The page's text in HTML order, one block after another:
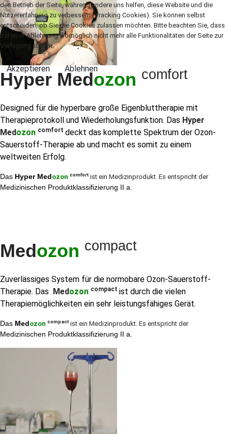
Hyper Medozon comfort
Designed für die hyperbare große Eigenbluttherapie mit
Therapieprotokoll und Wiederholungsfunktion. Das Hyper
Medozon comfort deckt das komplette Spektrum der Ozon-
Sauerstoff-Therapie ab und macht es somit zu einem
weltweiten Erfolg.
Das Hyper Medozon comfort ist ein Medizinprodukt. Es entspricht der
Medizinischen Produktklassifizierung II a.
Medozon compact
Zuverlässiges System für die normobare Ozon-Sauerstoff-
Therapie. Das Medozon compact ist durch die vielen
Therapiemöglichkeiten ein sehr leistungsfähiges Gerät.
Das Medozon compact ist ein Medizinprodukt. Es entspricht der
Medizinischen Produktklassifizierung II a.
den Betrieb der Seite, während andere uns helfen, diese Website und die
Nutzererfahrung zu verbessern (Tracking Cookies). Sie können selbst
entscheiden, ob Sie die Cookies zulassen möchten. Bitte beachten Sie, dass
bei einer Ablehnung womöglich nicht mehr alle Funktionalitäten der Seite zur
Verfügung stehen.
Akzeptieren Ablehnen